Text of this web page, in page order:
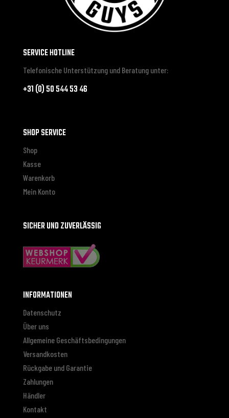
SERVICE HOTLINE
Telefonische Unterstützung und Beratung unter:
+31 (0) 50 544 53 46
SHOP SERVICE
Shop
Kasse
Warenkorb
Mein Konto
SICHER UND ZUVERLÄSSIG
INFORMATIONEN
Datenschutz
Über uns
Allgemeine Geschäftsbedingungen
Versandkosten
Rückgabe und Garantie
Zahlungen
Händler
Kontakt